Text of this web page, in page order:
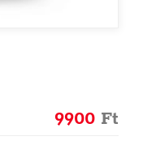
9900 Ft